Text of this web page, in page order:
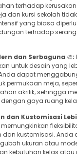
terhadap
dan kursi sekolah
yang biasa
terhadap
dan Serbaguna 🎨:
untuk desain yang
dapat
permukaan meja,
akrilik, sehingga
gaya ruang
dan Kustomisasi
memungkinkan
dan kustomisasi. Anda
ukuran atau
kebutuhan kelas atau